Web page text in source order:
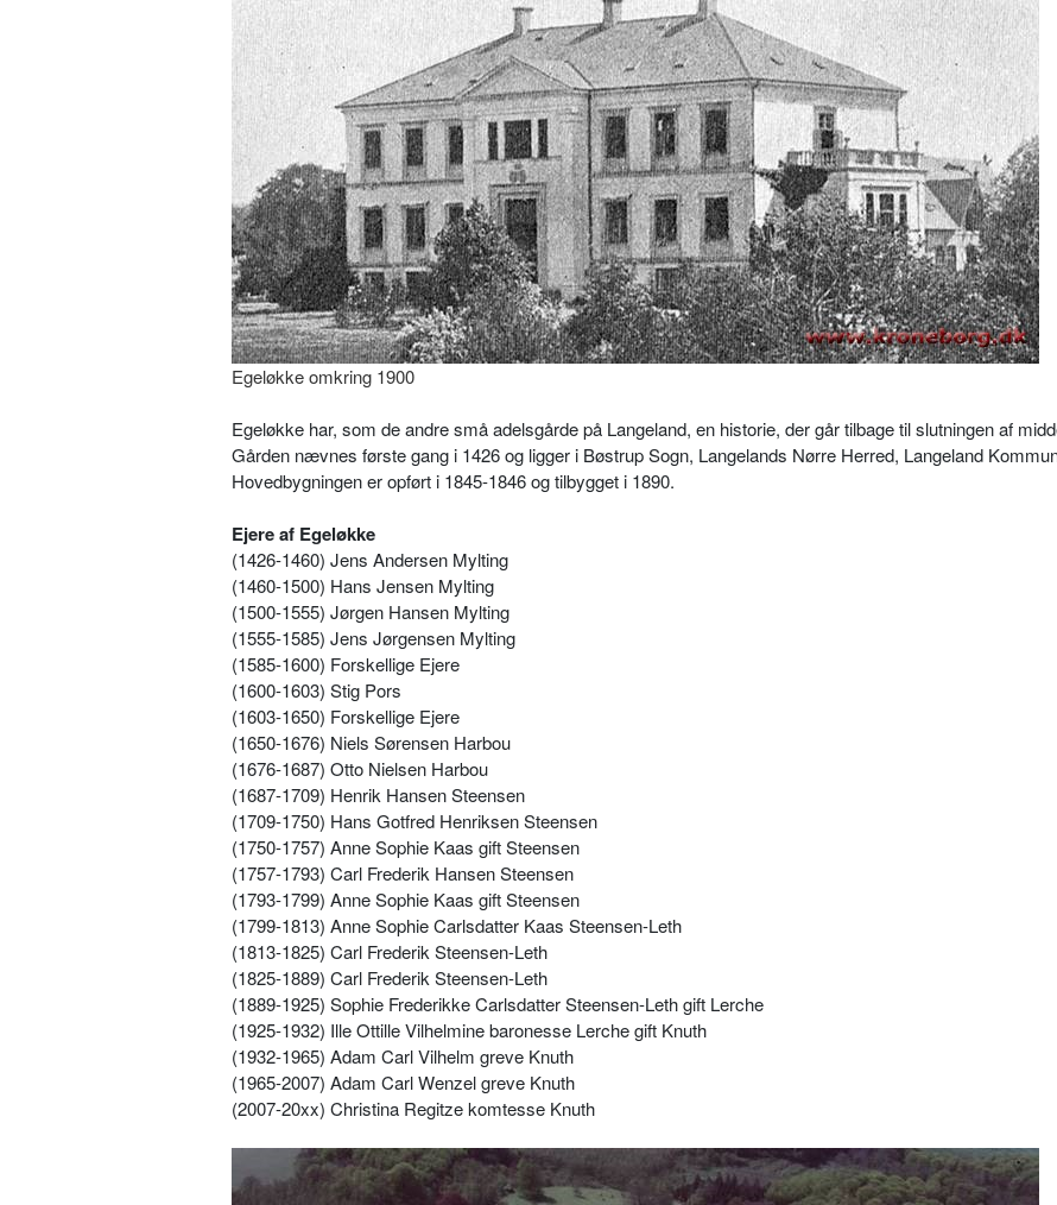
Egeløkke omkring 1900
Egeløkke har, som de andre små adelsgårde på Langeland, en historie, der går tilbage til slutningen af
Gården nævnes første gang i 1426 og ligger i Bøstrup Sogn, Langelands Nørre Herred, Langeland
Hovedbygningen er opført i 1845-1846 og tilbygget i 1890.
Ejere af Egeløkke
(1426-1460) Jens Andersen Mylting
(1460-1500) Hans Jensen Mylting
(1500-1555) Jørgen Hansen Mylting
(1555-1585) Jens Jørgensen Mylting
(1585-1600) Forskellige Ejere
(1600-1603) Stig Pors
(1603-1650) Forskellige Ejere
(1650-1676) Niels Sørensen Harbou
(1676-1687) Otto Nielsen Harbou
(1687-1709) Henrik Hansen Steensen
(1709-1750) Hans Gotfred Henriksen Steensen
(1750-1757) Anne Sophie Kaas gift Steensen
(1757-1793) Carl Frederik Hansen Steensen
(1793-1799) Anne Sophie Kaas gift Steensen
(1799-1813) Anne Sophie Carlsdatter Kaas Steensen-Leth
(1813-1825) Carl Frederik Steensen-Leth
(1825-1889) Carl Frederik Steensen-Leth
(1889-1925) Sophie Frederikke Carlsdatter Steensen-Leth gift Lerche
(1925-1932) Ille Ottille Vilhelmine baronesse Lerche gift Knuth
(1932-1965) Adam Carl Vilhelm greve Knuth
(1965-2007) Adam Carl Wenzel greve Knuth
(2007-20xx) Christina Regitze komtesse Knuth